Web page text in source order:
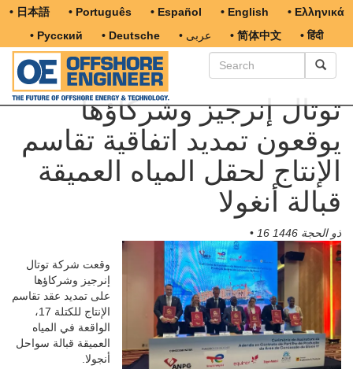
• 日本語 • Português • Español • English
• Ελληνικά
• Русский
• Deutsche • عربى • 简体中文 • हिंदी
توتال إنرجيز وشركاؤها
يوقعون تمديد اتفاقية تقاسم
الإنتاج لحقل المياه العميقة
قبالة أنغولا
• 16 ذو الحجة 1446
وقعت شركة توتال
إنرجيز وشركاؤها
على تمديد عقد تقاسم
الإنتاج للكتلة 17،
الواقعة في المياه
العميقة قبالة سواحل
أنجولا.